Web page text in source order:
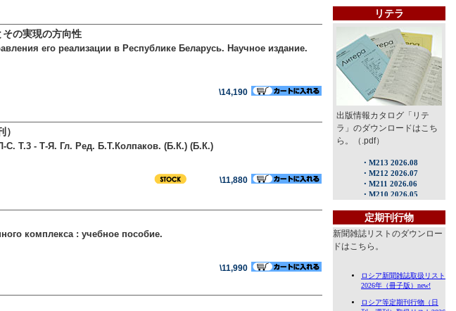
その実現の方向性
его реализации в Республике Беларусь. Научное издание.
\14,190
С. Т.3 - Т-Я. Гл. Ред. Б.Т.Колпаков. (Б.К.) (Б.К.)
\11,880
комплекса : учебное пособие.
\11,990
リテラ
出版情報カタログ「リテ
ラ」のダウンロードはこち
ら。（.pdf）
定期刊行物
新聞雑誌リストのダウンロー
ドはこちら。